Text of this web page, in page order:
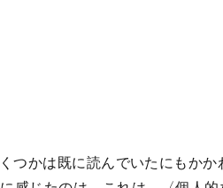
つかは既に読んでいたにもかか